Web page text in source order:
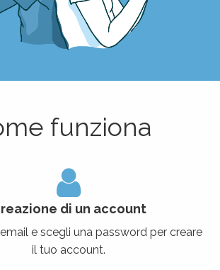
funziona
di un account
e scegli una password per creare
il tuo account.